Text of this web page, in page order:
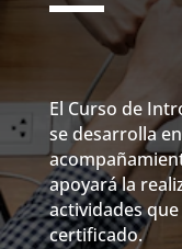
El Curso de
se desarrolla
apoyará la
actividades
certificado.